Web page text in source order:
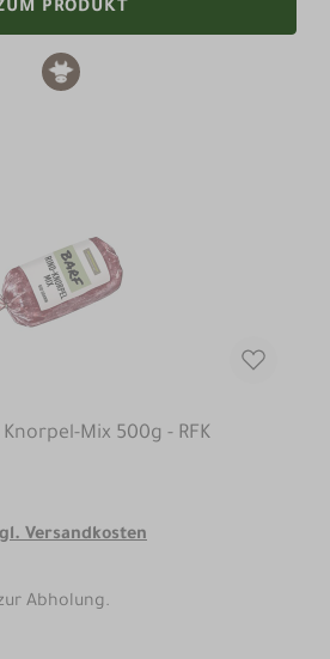
PRODUKT
Mix 500g - RFK
Versandkosten
Abholung.